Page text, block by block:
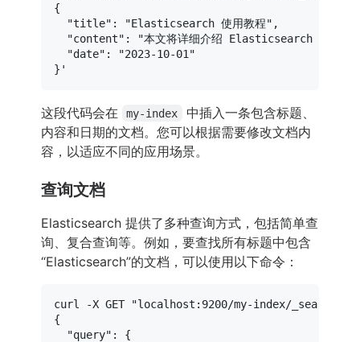
{
  "title": "Elasticsearch 使用教程",
"content": "本文将详细介绍 Elasticsearch 的核心
  "date": "2023-10-01"
}'
这段代码会在 my-index
中插入一条包含标题、
内容和日期的文档。您可以根据需要修改文档内
容，以适应不同的应用场景。
查询文档
Elasticsearch 提供了多种查询方式，包括简单查
询、复合查询等。例如，要查找所有标题中包含
“Elasticsearch”的文档，可以使用以下命令：
curl -X GET "localhost:9200/my-index/
{
  "query": {